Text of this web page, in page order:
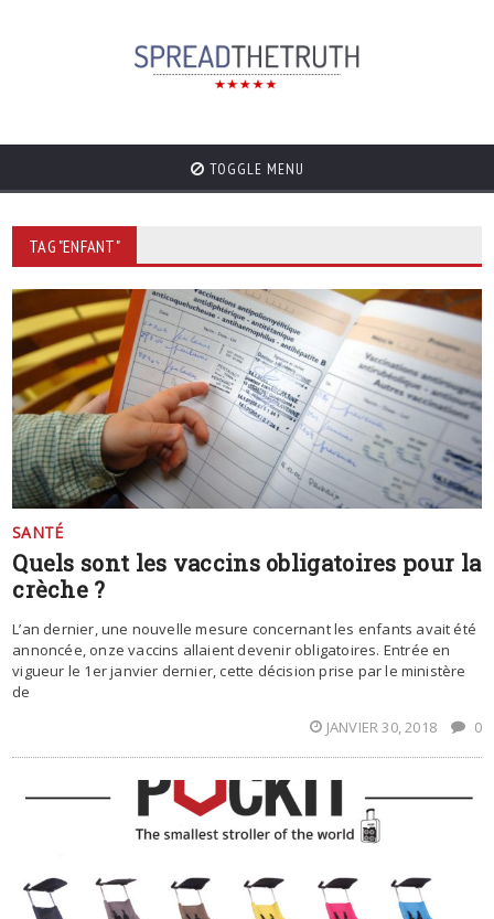
TOGGLE MENU
TAG "ENFANT"
SANTÉ
Quels sont les vaccins obligatoires pour la
crèche ?
L’an dernier, une nouvelle mesure concernant les enfants avait été
annoncée, onze vaccins allaient devenir obligatoires. Entrée en
vigueur le 1er janvier dernier, cette décision prise par le ministère
de
JANVIER 30, 2018
0